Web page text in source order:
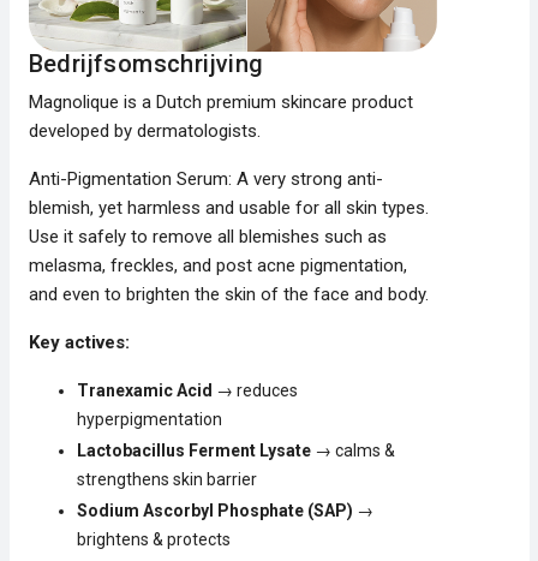
Bedrijfsomschrijving
Magnolique is a Dutch premium skincare product
developed by dermatologists.
Anti-Pigmentation Serum: A very strong anti-
blemish, yet harmless and usable for all skin types.
Use it safely to remove all blemishes such as
melasma, freckles, and post acne pigmentation,
and even to brighten the skin of the face and body.
Key actives:
Tranexamic Acid → reduces
hyperpigmentation
Lactobacillus Ferment Lysate→ calms &
strengthens skin barrier
Sodium Ascorbyl Phosphate (SAP) →
brightens & protects